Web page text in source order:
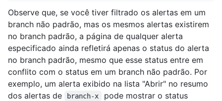
Observe que, se você tiver filtrado os alertas em um
branch não padrão, mas os mesmos alertas existirem
no branch padrão, a página de qualquer alerta
especificado ainda refletirá apenas o status do alerta
no branch padrão, mesmo que esse status entre em
conflito com o status em um branch não padrão. Por
exemplo, um alerta exibido na lista "Abrir" no resumo
dos alertas de
branch-x
pode mostrar o status